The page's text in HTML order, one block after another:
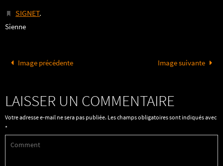
SIGNET.
Sienne
Image précédente Image suivante
LAISSER UN COMMENTAIRE
Votre adresse e-mail ne sera pas publiée. Les champs obligatoires sont indiqués avec
*